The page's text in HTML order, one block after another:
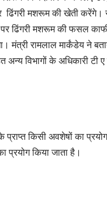
मशरूम की खेती करेंगे।
ढिंगरी मशरूम की फसल
रामलाल मार्कंडेय ने
विभागों के अधिकारी टी
किसी अवशेषों का
किया जाता है।